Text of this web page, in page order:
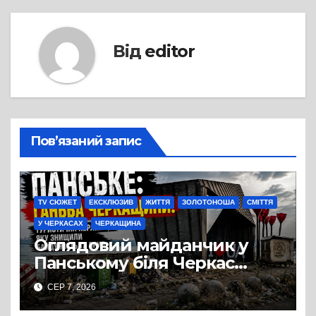
Від editor
Пов’язаний запис
TV СЮЖЕТ ЕКСКЛЮЗИВ ЖИТТЯ ЗОЛОТОНОША СМІТТЯ
У ЧЕРКАСАХ ЧЕРКАЩИНА
Оглядовий майданчик у
Панському біля Черкас
перетворився на занедбане
сміттєзвалище
СЕР 7, 2026